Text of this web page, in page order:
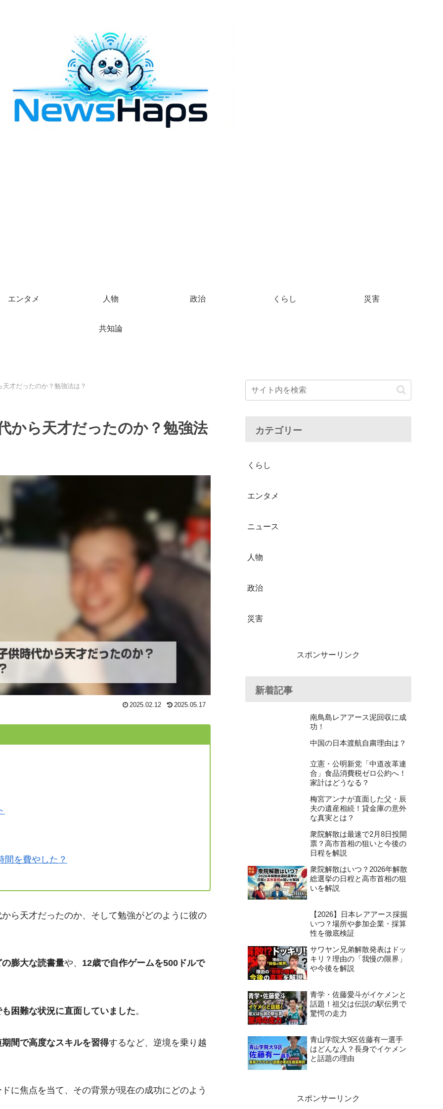
エンタメ 人物 政治 くらし 災害
共知論
才だったのか？勉強法は？
から天才だったのか？勉強法
2025.02.12 2025.05.17
間を費やした？
ら天才だったのか、そして勉強がどのように彼の
膨大な読書量や、 12歳で自作ゲームを500ドルで
困難な状況に直面していました。
間で高度なスキルを習得するなど、逆境を乗り越
に焦点を当て、その背景が現在の成功にどのよう
カテゴリー
くらし
エンタメ
ニュース
人物
政治
災害
スポンサーリンク
新着記事
南鳥島レアアース泥回収に成
功！
中国の日本渡航自粛理由は？
立憲・公明新党「中道改革連
合」食品消費税ゼロ公約へ！
家計はどうなる？
梅宮アンナが直面した父・辰
夫の遺産相続！貸金庫の意外
な真実とは？
衆院解散は最速で2月8日投開
票？高市首相の狙いと今後の
日程を解説
衆院解散はいつ？2026年解散
総選挙の日程と高市首相の狙
いを解説
【2026】日本レアアース採掘
いつ？場所や参加企業・採算
性を徹底検証
サワヤン兄弟解散発表はドッ
キリ？理由の「我慢の限界」
や今後を解説
青学・佐藤愛斗がイケメンと
話題！祖父は伝説の駅伝男で
驚愕の走力
青山学院大9区佐藤有一選手
はどんな人？長身でイケメン
と話題の理由
スポンサーリンク